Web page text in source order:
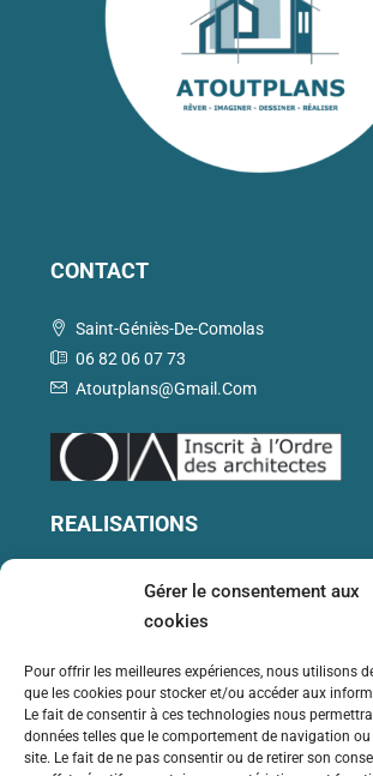
Gérer le consentement aux
cookies
Pour offrir les meilleures expériences, nous utilisons
que les cookies pour stocker et/ou accéder aux
Le fait de consentir à ces technologies nous
données telles que le comportement de navigation ou
site. Le fait de ne pas consentir ou de retirer son
CONTACT
Saint-Géniès-De-Comolas
06 82 06 07 73
Atoutplans@gmail.com
REALISATIONS
Ref 702 – Maison Avec
Ref 184 – Création De Villa
Professionnels À
(30)